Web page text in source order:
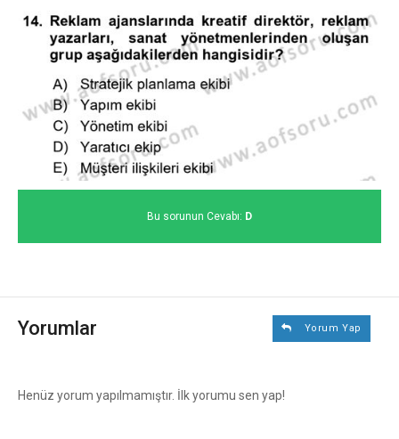
Bu sorunun Cevabı: D
Yorumlar Yorum Yap
Henüz yorum yapılmamıştır. İlk yorumu sen yap!